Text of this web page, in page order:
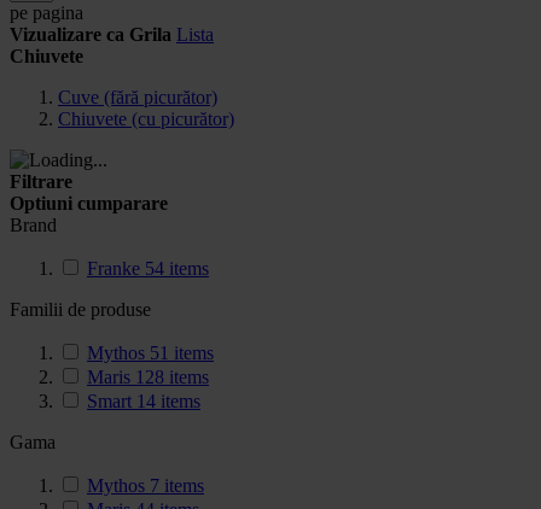
pe pagina
Vizualizare ca Grila Lista
Chiuvete
Cuve (fără picurător)
Chiuvete (cu picurător)
Filtrare
Optiuni cumparare
Brand
Franke 54 items
Familii de produse
Mythos 51 items
Maris 128 items
Smart 14 items
Gama
Mythos 7 items